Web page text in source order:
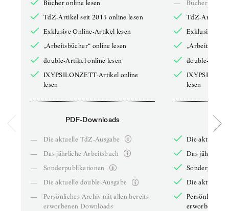
Bücher online lesen
TdZ-Artikel seit 2013 online lesen
Exklusive Online-Artikel lesen
„Arbeitsbücher“ online lesen
double-Artikel online lesen
IXYPSILONZETT-Artikel online
lesen
PDF-Downloads
—
Die aktuelle TdZ-Ausgabe
—
Das jährliche Arbeitsbuch
—
Sonderpublikationen
—
Die aktuelle double-Ausgabe
—
Persönliches Archiv mit allen bereits
erworbenen Downloads
—
Bücher online
TdZ-Artikel
Exklusive
double-
lesen
Die aktuelle
Das jährliche
Die aktuelle
Persönliches
erworbenen